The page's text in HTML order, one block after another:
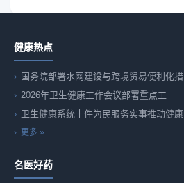
健康热点
国务院部署水网建设与跨境贸易便利化措
2026年卫生健康工作会议部署重点工
卫生健康系统十件为民服务实事推动健康
更多 »
名医好药